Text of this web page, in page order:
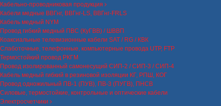
Кабельно-проводниковая продукция
Кабели медные ВВГнг, ВВГнг-LS, ВВГнг-FRLS
Кабель медный NYM
Провод гибкий медный ПВС (КуГВВ) / ШВВП
Коаксиальные телевизионные кабели SAT / RG / КВК
Слаботочные, телефонные, компьютерные провода UTP, FTP
Термостойкий провод РКГМ
Провод изолированный самонесущий СИП-2 / СИП-3 / СИП-4
Кабель медный гибкий в резиновой изоляции КГ, РПШ, КОГ
Провод одножильный ПВ-1 (ПУВ), ПВ-3 (ПУГВ), ПНСВ
Силовые, термостойкие, контрольные и оптические кабели
Электросчетчики